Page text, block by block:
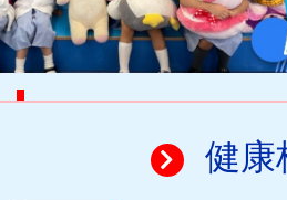
健康